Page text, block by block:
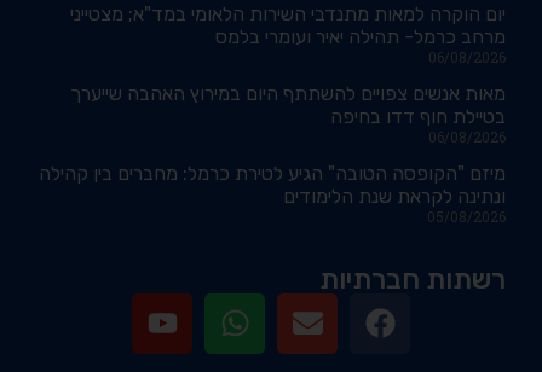
יום הוקרה למאות מתנדבי השירות הלאומי במד"א; מצטייני
מרחב כרמל- תהילה יאיר ועומרי בלמס
06/08/2026
מאות אנשים צפויים להשתתף היום במירוץ האהבה שייערך
בטיילת חוף דדו בחיפה
06/08/2026
מיזם "הקופסה הטובה" הגיע לטירת כרמל: מחברים בין קהילה
ונתינה לקראת שנת הלימודים
05/08/2026
רשתות חברתיות